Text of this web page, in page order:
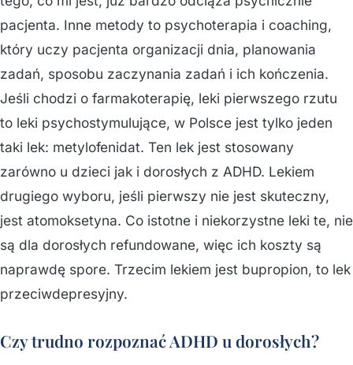
pacjenta. Inne metody to psychoterapia i coaching,
który uczy pacjenta organizacji dnia, planowania
zadań, sposobu zaczynania zadań i ich kończenia.
Jeśli chodzi o farmakoterapię, leki pierwszego rzutu
to leki psychostymulujące, w Polsce jest tylko jeden
taki lek: metylofenidat. Ten lek jest stosowany
zarówno u dzieci jak i dorosłych z ADHD. Lekiem
drugiego wyboru, jeśli pierwszy nie jest skuteczny,
jest atomoksetyna. Co istotne i niekorzystne leki te, nie
są dla dorosłych refundowane, więc ich koszty są
naprawdę spore. Trzecim lekiem jest bupropion, to lek
przeciwdepresyjny.
Czy trudno rozpoznać ADHD u dorosłych?